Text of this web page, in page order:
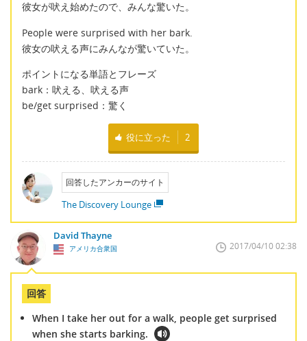
彼女が吠え始めたので、みんな驚いた。
People were surprised with her bark.
彼女の吠える声にみんなが驚いていた。
ポイントになる単語とフレーズ
bark：吠える、吠える声
be/get surprised：驚く
役に立った 2
回答したアンカーのサイト
The Discovery Lounge
David Thayne
アメリカ合衆国 2017/04/10 02:38
回答
When I take her out for a walk, people get surprised
when she starts barking.